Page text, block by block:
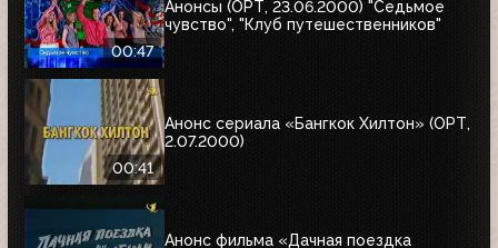
00:47
Анонсы (ОРТ, 23.06.2000) "Седьмое
чувство", "Клуб путешественников"
00:41
Анонс сериала «Бангкок Хилтон» (ОРТ,
2.07.2000)
Анонс фильма «Дачная поездка